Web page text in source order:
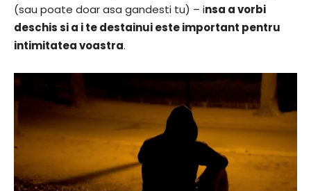
(sau poate doar asa gandesti tu) – insa a vorbi
deschis si a i te destainui este important pentru
intimitatea voastra.